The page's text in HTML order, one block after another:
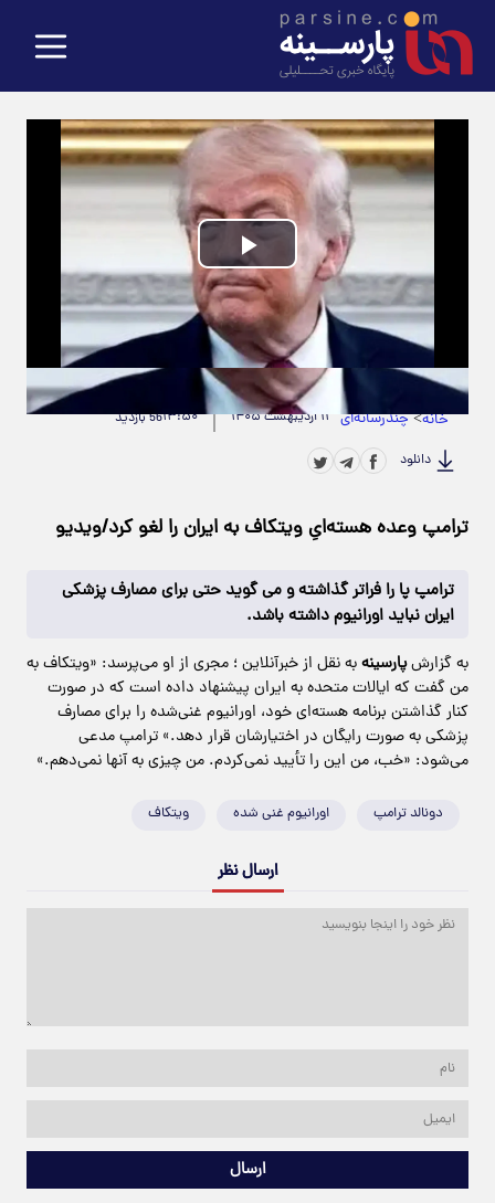
Play
Video
حجم ویدیو: 1.67M |مدت زمان ویدیو: 00:00:39
خانه>چندرسانه‌ای ۱۱ اردیبهشت ۱۴۰۵ ۱۳:۵۰56 بازدید
دانلود
ترامپ وعده هسته‌ایِ ویتکاف به ایران را لغو کرد/ویدیو
ترامپ پا را فراتر گذاشته و می گوید حتی برای مصارف پزشکی
ایران نباید اورانیوم داشته باشد.
به گزارشپارسینهبه نقل از خبرآنلاین ؛ مجری از او می‌پرسد: «ویتکاف به
من گفت که ایالات متحده به ایران پیشنهاد داده است که در صورت
کنار گذاشتن برنامه هسته‌ای خود، اورانیوم غنی‌شده را برای مصارف
پزشکی به صورت رایگان در اختیارشان قرار دهد.» ترامپ مدعی
می‌شود: «خب، من این را تأیید نمی‌کردم. من چیزی به آنها نمی‌دهم.»
دونالد ترامپ اورانیوم غنی شده ویتکاف
ارسال نظر
ارسال